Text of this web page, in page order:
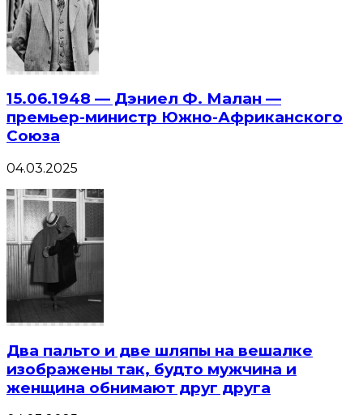
15.06.1948 — Дэниел Ф. Малан —
премьер-министр Южно-Африканского
Союза
04.03.2025
Два пальто и две шляпы на вешалке
изображены так, будто мужчина и
женщина обнимают друг друга